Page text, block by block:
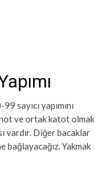
sayıcı yapımını
ve ortak katot olmak
vardır. Diğer bacaklar
bağlayacağız. Yakmak